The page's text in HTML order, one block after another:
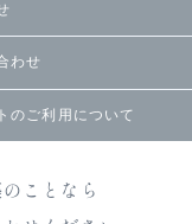
わせ
のご利用について
ことなら